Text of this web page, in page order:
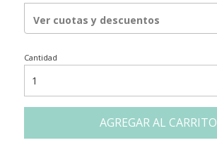
Ver cuotas y descuentos
Cantidad
AGREGAR AL CARRITO